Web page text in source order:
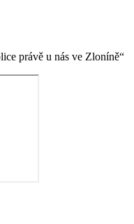
právě u nás ve Zloníně“